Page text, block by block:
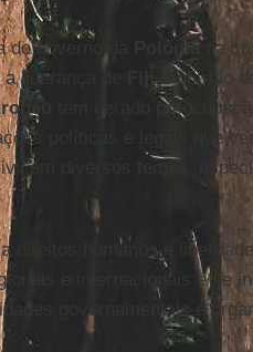
governo da Polôniana
liderança de
Fiji. Anfitrião
tem gerado
políticas e legais que
em diversos temas,
direitos humanos e
e internacionais e se
governamentais e